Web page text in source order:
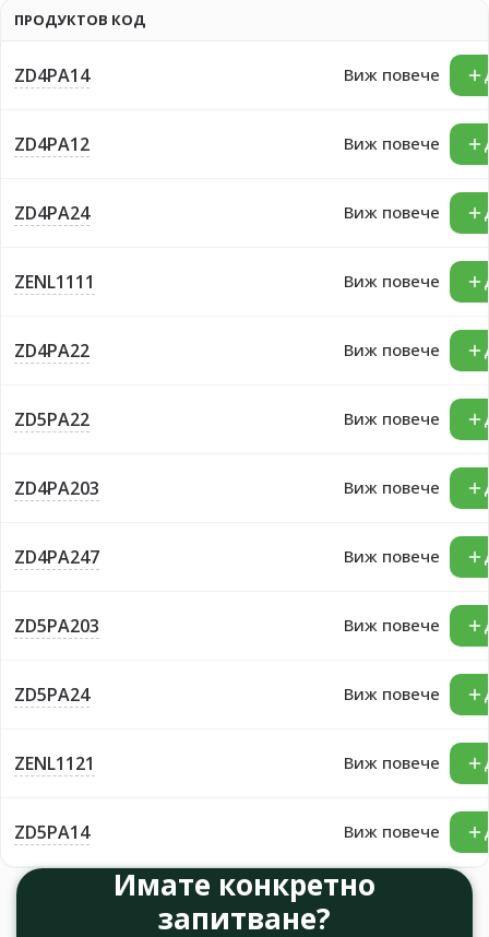
ПРОДУКТОВ КОД
ZD4PA14 Виж повече
ZD4PA12 Виж повече
ZD4PA24 Виж повече
ZENL1111 Виж повече
ZD4PA22 Виж повече
ZD5PA22 Виж повече
ZD4PA203 Виж повече
ZD4PA247 Виж повече
ZD5PA203 Виж повече
ZD5PA24 Виж повече
ZENL1121 Виж повече
ZD5PA14 Виж повече
Имате конкретно
запитване?